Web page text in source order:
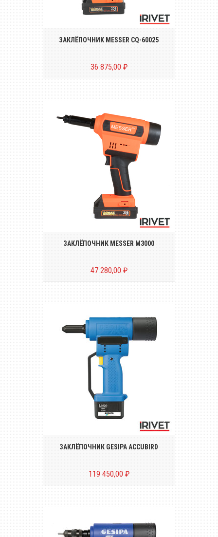
Беспроводной аккумуляторный
инструмент для установки вытяжных
заклёпок диаметром от Ø 2.4 до 6.4 mm
ЗАКЛЁПОЧНИК MESSER CQ-60025
36 875,00 ₽
Беспроводной инструмент для
установки резьбовых заклёпок размером
ЗАКЛЁПОЧНИК MESSER M3000
47 280,00 ₽
Аккумуляторный инструмент для
установки вытяжных заклёпок
диаметром от Ø 2.4 до 6.0 mm
ЗАКЛЁПОЧНИК GESIPA ACCUBIRD
119 450,00 ₽